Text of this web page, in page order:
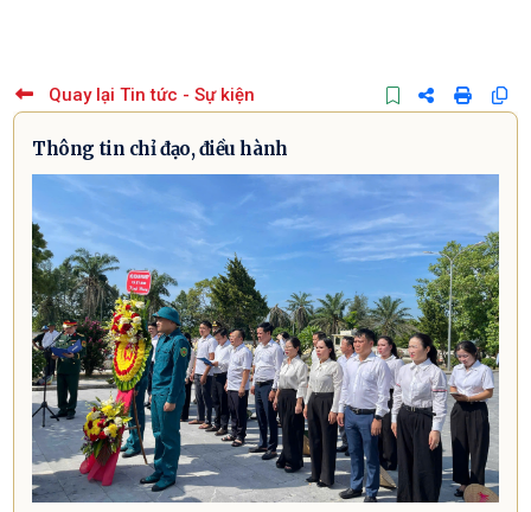
Quay lại Tin tức - Sự kiện
Thông tin chỉ đạo, điều hành